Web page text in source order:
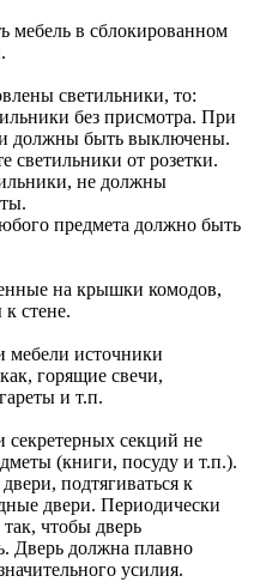
мебель в сблокированном
светильники, то:
без присмотра. При
должны быть выключены.
светильники от розетки.
не должны
предмета должно быть
на крышки комодов,
стене.
мебели источники
горящие свечи,
и т.п.
секций не
(книги, посуду и т.п.).
подтягиваться к
двери. Периодически
чтобы дверь
Дверь должна плавно
усилия.